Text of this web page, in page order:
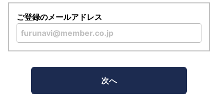
ご登録のメールアドレス